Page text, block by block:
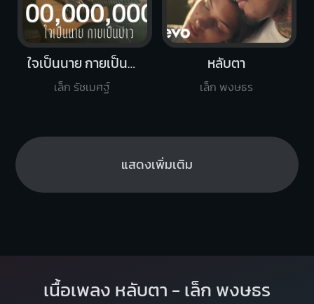
ใจเป็นนาย กายเป็นบ่าว
เล็ก รัชเมศฐ์
หลับตา
เล็ก พงษธร
แสดงเพิ่มเติม
เนื้อเพลง หลับตา - เล็ก พงษธร